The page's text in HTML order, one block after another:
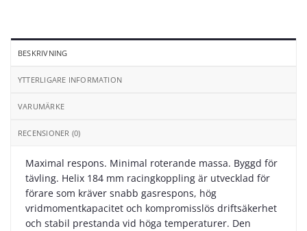
BESKRIVNING
YTTERLIGARE INFORMATION
VARUMÄRKE
RECENSIONER (0)
Maximal respons. Minimal roterande massa. Byggd för
tävling. Helix 184 mm racingkoppling är utvecklad för
förare som kräver snabb gasrespons, hög
vridmomentkapacitet och kompromisslös driftsäkerhet
och stabil prestanda vid höga temperaturer. Den